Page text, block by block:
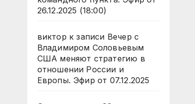
26.12.2025 (18:00)
виктор к записи Вечер с
Владимиром Соловьевым
США меняют стратегию в
отношении России и
Европы. Эфир от 07.12.2025